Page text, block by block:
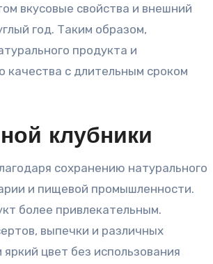
вкусовые свойства и внешний
год. Таким образом,
продукта и
качества с длительным сроком
клубники
сохранению натурального
и пищевой промышленности.
более привлекательным.
выпечки и различных
цвет без использования